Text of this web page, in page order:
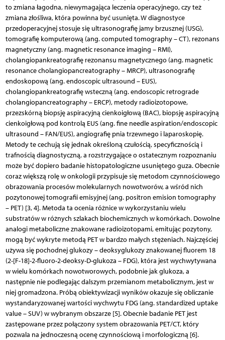
to zmiana łagodna, niewymagająca leczenia operacyjnego, czy też
zmiana złośliwa, która powinna być usunięta. W diagnostyce
przedoperacyjnej stosuje się ultrasonografię jamy brzusznej (USG),
tomografię komputerową (ang. computed tomography – CT), rezonans
magnetyczny (ang. magnetic resonance imaging – RMI),
cholangiopankreatografię rezonansu magnetycznego (ang. magnetic
resonance cholangiopancreatography – MRCP), ultrasonografię
endoskopową (ang. endoscopic ultrasound – EUS),
cholangiopankreatografię wsteczną (ang. endoscopic retrograde
cholangiopancreatography – ERCP), metody radioizotopowe,
przezskórną biopsję aspiracyjną cienkoigłową (BAC), biopsję aspiracyjną
cienkoigłową pod kontrolą EUS (ang. fine needle aspiration/endoscopic
ultrasound – FAN/EUS), angiografię pnia trzewnego i laparoskopię.
Metody te cechują się jednak określoną czułością, specyficznością i
trafnością diagnostyczną, a rozstrzygające o ostatecznym rozpoznaniu
może być dopiero badanie histopatologiczne usuniętego guza. Obecnie
coraz większą rolę w onkologii przypisuje się metodom czynnościowego
obrazowania procesów molekularnych nowotworów, a wśród nich
pozytonowej tomografii emisyjnej (ang. positron emision tomography
– PET) [3, 4]. Metoda ta ocenia różnice w wykorzystaniu wielu
substratów w różnych szlakach biochemicznych w komórkach. Dowolne
analogi metaboliczne znakowane radioizotopami, emitując pozytony,
mogą być wykryte metodą PET w bardzo małych stężeniach. Najczęściej
używa się pochodnej glukozy – deoksyglukozy znakowanej fluorem 18
(2-[F-18]-2-fluoro-2-deoksy-D-glukoza – FDG), która jest wychwytywana
w wielu komórkach nowotworowych, podobnie jak glukoza, a
następnie nie podlegając dalszym przemianom metabolicznym, jest w
niej gromadzona. Próbą obiektywizacji wyników okazuje się obliczanie
wystandaryzowanej wartości wychwytu FDG (ang. standardized uptake
value – SUV) w wybranym obszarze [5]. Obecnie badanie PET jest
zastępowane przez połączony system obrazowania PET/CT, który
pozwala na jednoczesną ocenę czynnościową i morfologiczną [6].